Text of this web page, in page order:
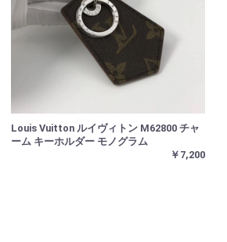
Louis Vuitton ルイヴィトン M62800 チャ
ーム キーホルダー モノグラム
￥7,200